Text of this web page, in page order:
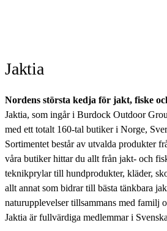
Jaktia
Nordens största kedja för jakt, fiske
Jaktia, som ingår i Burdock Outdoor
med ett totalt 160-tal butiker i Norge,
Sortimentet består av utvalda produkter
våra butiker hittar du allt från jakt- och
teknikprylar till hundprodukter, kläder,
allt annat som bidrar till bästa tänkbara
naturupplevelser tillsammans med familj
Jaktia är fullvärdiga medlemmar i